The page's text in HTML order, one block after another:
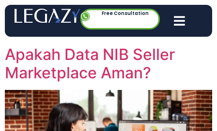
Free Consultation
Apakah Data NIB Seller
Marketplace Aman?